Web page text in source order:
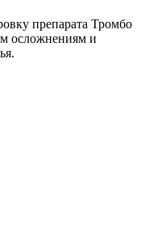
препарата Тромбо
осложнениям и